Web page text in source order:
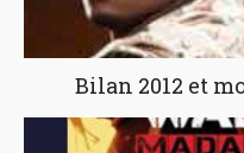
Bilan 2012 et